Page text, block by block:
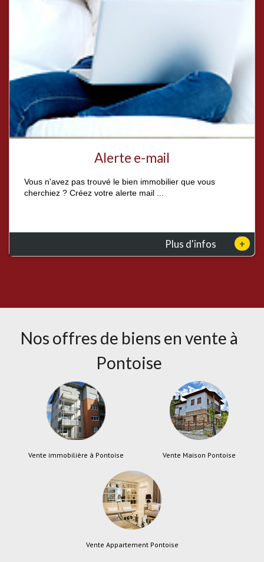
Alerte e-mail
Vous n'avez pas trouvé le bien immobilier que vous
cherchiez ? Créez votre alerte mail ...
Plus d'infos +
Nos offres de biens en vente à
Pontoise
Vente immobilière à Pontoise Vente Maison Pontoise
Vente Appartement Pontoise